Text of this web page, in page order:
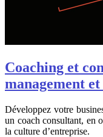
Coaching et
management
Développez votre
un coach consultant, en
la culture d’entreprise.